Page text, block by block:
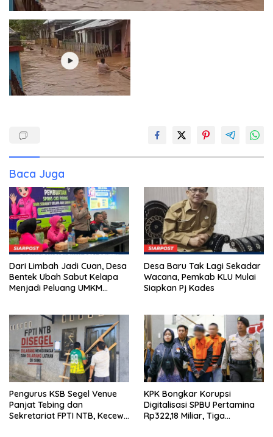
Baca Juga
Dari Limbah Jadi Cuan, Desa
Bentek Ubah Sabut Kelapa
Menjadi Peluang UMKM
Desa Baru Tak Lagi Sekadar
Wacana, Pemkab KLU Mulai
Siapkan Pj Kades
Pengurus KSB Segel Venue
Panjat Tebing dan
Sekretariat FPTI NTB, Kecewa
KPK Bongkar Korupsi
Digitalisasi SPBU Pertamina
Rp322,18 Miliar, Tiga